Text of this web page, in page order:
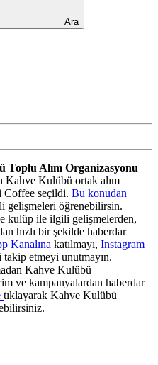
Ara
Toplu Alım Organizasyonu
Kahve Kulübü ortak alım
Coffee seçildi. Bu konudan
gelişmeleri öğrenebilirsin.
kulüp ile ilgili gelişmelerden,
hızlı bir şekilde haberdar
Kanalına katılmayı, Instagram
etmeyi unutmayın.
Kahve Kulübü
ve kampanyalardan haberdar
tıklayarak Kahve Kulübü